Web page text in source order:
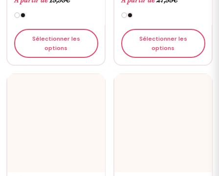
Sélectionner les
options
Sélectionner les
options